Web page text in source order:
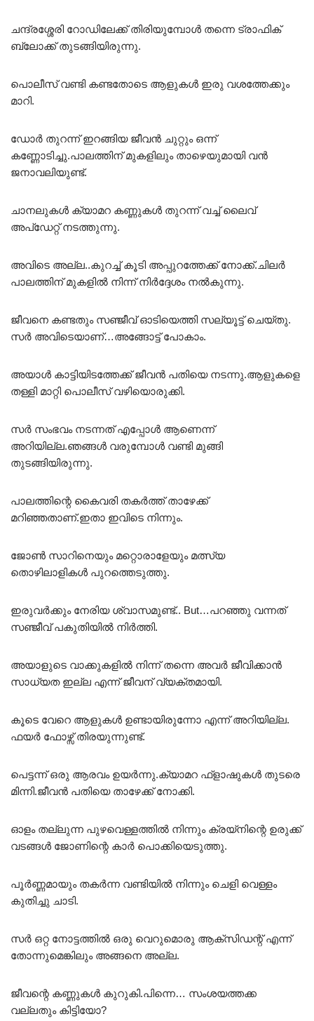
ചന്ദ്രശ്ശേരി റോഡിലേക്ക് തിരിയുമ്പോൾ തന്നെ ട്രാഫിക്
ബ്ലോക്ക് തുടങ്ങിയിരുന്നു.
പൊലീസ് വണ്ടി കണ്ടതോടെ ആളുകൾ ഇരു വശത്തേക്കും
മാറി.
ഡോർ തുറന്ന് ഇറങ്ങിയ ജീവൻ ചുറ്റും ഒന്ന്
കണ്ണോടിച്ചു.പാലത്തിന് മുകളിലും താഴെയുമായി വൻ
ജനാവലിയുണ്ട്.
ചാനലുകൾ ക്യാമറ കണ്ണുകൾ തുറന്ന് വച്ച് ലൈവ്
അപ്ഡേറ്റ് നടത്തുന്നു.
അവിടെ അല്ല..കുറച്ച് കൂടി അപ്പുറത്തേക്ക് നോക്ക്.ചിലർ
പാലത്തിന് മുകളിൽ നിന്ന് നിർദ്ദേശം നൽകുന്നു.
ജീവനെ കണ്ടതും സഞ്ജീവ് ഓടിയെത്തി സല്യൂട്ട് ചെയ്തു.
സർ അവിടെയാണ്…അങ്ങോട്ട് പോകാം.
അയാൾ കാട്ടിയിടത്തേക്ക് ജീവൻ പതിയെ നടന്നു.ആളുകളെ
തള്ളി മാറ്റി പൊലീസ് വഴിയൊരുക്കി.
സർ സംഭവം നടന്നത് എപ്പോൾ ആണെന്ന്
അറിയില്ല.ഞങ്ങൾ വരുമ്പോൾ വണ്ടി മുങ്ങി
തുടങ്ങിയിരുന്നു.
പാലത്തിന്റെ കൈവരി തകർത്ത് താഴേക്ക്
മറിഞ്ഞതാണ്.ഇതാ ഇവിടെ നിന്നും.
ജോൺ സാറിനെയും മറ്റൊരാളേയും മത്സ്യ
തൊഴിലാളികൾ പുറത്തെടുത്തു.
ഇരുവർക്കും നേരിയ ശ്വാസമുണ്ട്.. But…പറഞ്ഞു വന്നത്
സഞ്ജീവ് പകുതിയിൽ നിർത്തി.
അയാളുടെ വാക്കുകളിൽ നിന്ന് തന്നെ അവർ ജീവിക്കാൻ
സാധ്യത ഇല്ല എന്ന് ജീവന് വ്യക്തമായി.
കൂടെ വേറെ ആളുകൾ ഉണ്ടായിരുന്നോ എന്ന് അറിയില്ല.
ഫയർ ഫോഴ്സ് തിരയുന്നുണ്ട്.
പെട്ടന്ന് ഒരു ആരവം ഉയർന്നു.ക്യാമറ ഫ്‌ളാഷുകൾ തുടരെ
മിന്നി.ജീവൻ പതിയെ താഴേക്ക് നോക്കി.
ഓളം തല്ലുന്ന പുഴവെള്ളത്തിൽ നിന്നും ക്രയ്‌നിന്റെ ഉരുക്ക്
വടങ്ങൾ ജോണിന്റെ കാർ പൊക്കിയെടുത്തു.
പൂർണ്ണമായും തകർന്ന വണ്ടിയിൽ നിന്നും ചെളി വെള്ളം
കുതിച്ചു ചാടി.
സർ ഒറ്റ നോട്ടത്തിൽ ഒരു വെറുമൊരു ആക്‌സിഡന്റ് എന്ന്
തോന്നുമെങ്കിലും അങ്ങനെ അല്ല.
ജീവന്റെ കണ്ണുകൾ കുറുകി.പിന്നെ… സംശയത്തക്ക
വല്ലതും കിട്ടിയോ?